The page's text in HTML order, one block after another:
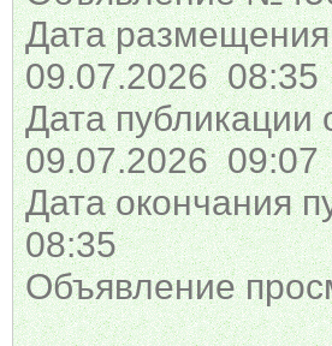
Дата
09.07.2026 08:35
Дата публикации
09.07.2026 09:07
Дата окончания
08:35
Объявление